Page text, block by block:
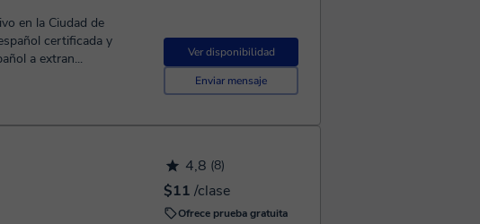
Ver disponibilidad
Enviar mensaje
en la Ciudad de
certificada y
a extran...
4,8 (8)
$11 /clase
Ofrece prueba gratuita